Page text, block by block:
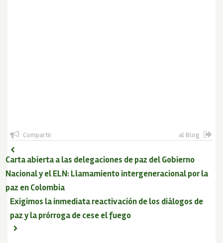
Compartir al Blog
Carta abierta a las delegaciones de paz del Gobierno
Nacional y el ELN: Llamamiento intergeneracional por la
paz en Colombia
Exigimos la inmediata reactivación de los diálogos de
paz y la prórroga de cese el fuego